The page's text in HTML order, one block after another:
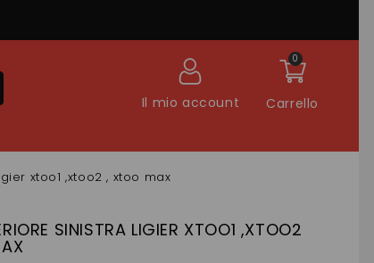
Carrello
0
Il mio account
xtoo1 ,xtoo2 , xtoo max
SINISTRA LIGIER XTOO1 ,XTOO2